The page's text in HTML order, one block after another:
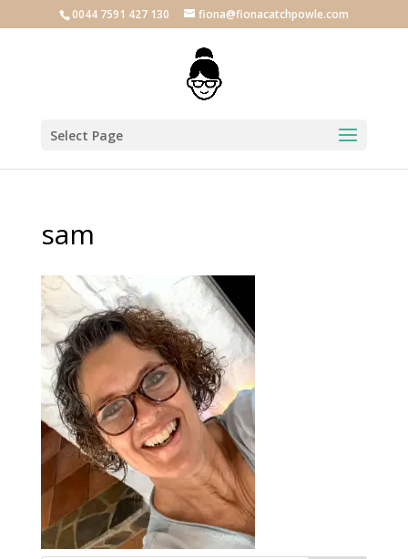
0044 7591 427 130 fiona@fionacatchpowle.com
Select Page
sam